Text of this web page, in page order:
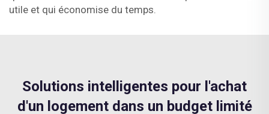
utile et qui économise du temps.
Solutions intelligentes pour l'achat
d'un logement dans un budget limité